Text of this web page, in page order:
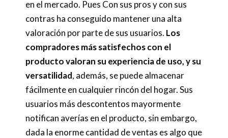
en el mercado. Pues Con sus pros y con sus
contras ha conseguido mantener una alta
valoración por parte de sus usuarios. Los
compradores más satisfechos con el
producto valoran su experiencia de uso, y su
versatilidad, además, se puede almacenar
fácilmente en cualquier rincón del hogar. Sus
usuarios más descontentos mayormente
notifican averías en el producto, sin embargo,
dada la enorme cantidad de ventas es algo que